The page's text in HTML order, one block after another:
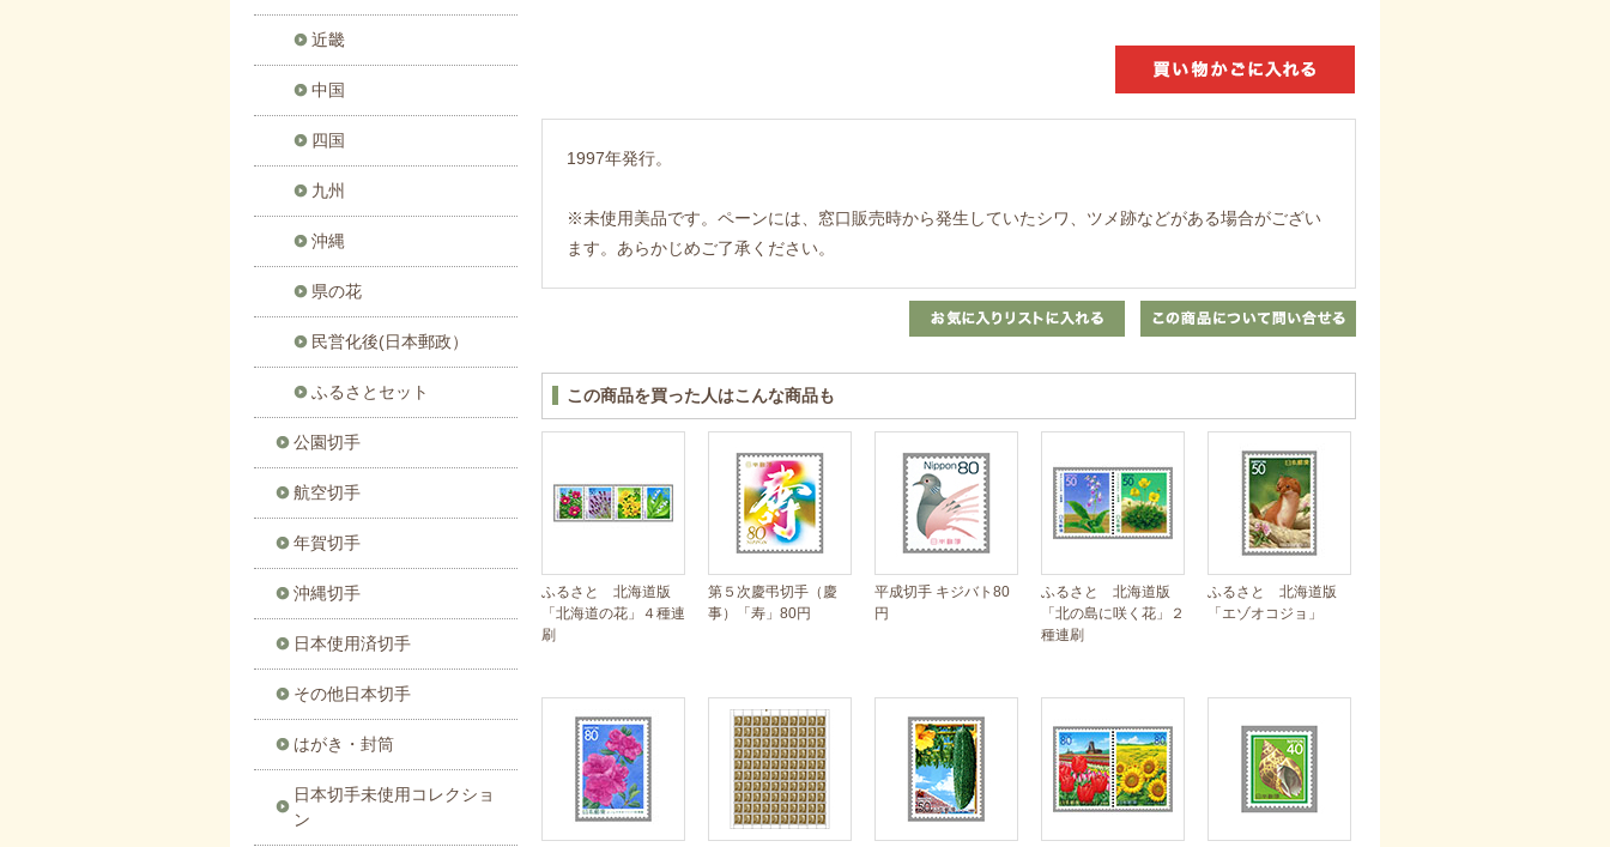
1997年発行。
※未使用美品です。ペーンには、窓口販売時から発生していたシワ、ツメ跡などがある場合がござい
ます。あらかじめご了承ください。
この商品を買った人はこんな商品も
ふるさと 北海道版
「北海道の花」４種連
刷
第５次慶弔切手（慶
事）「寿」80円
平成切手 キジバト80
円
ふるさと 北海道版
「北の島に咲く花」２
種連刷
ふるさと 北海道版
「エゾオコジョ」
近畿
中国
四国
九州
沖縄
県の花
民営化後(日本郵政）
ふるさとセット
公園切手
航空切手
年賀切手
沖縄切手
日本使用済切手
その他日本切手
はがき・封筒
日本切手未使用コレクショ
ン